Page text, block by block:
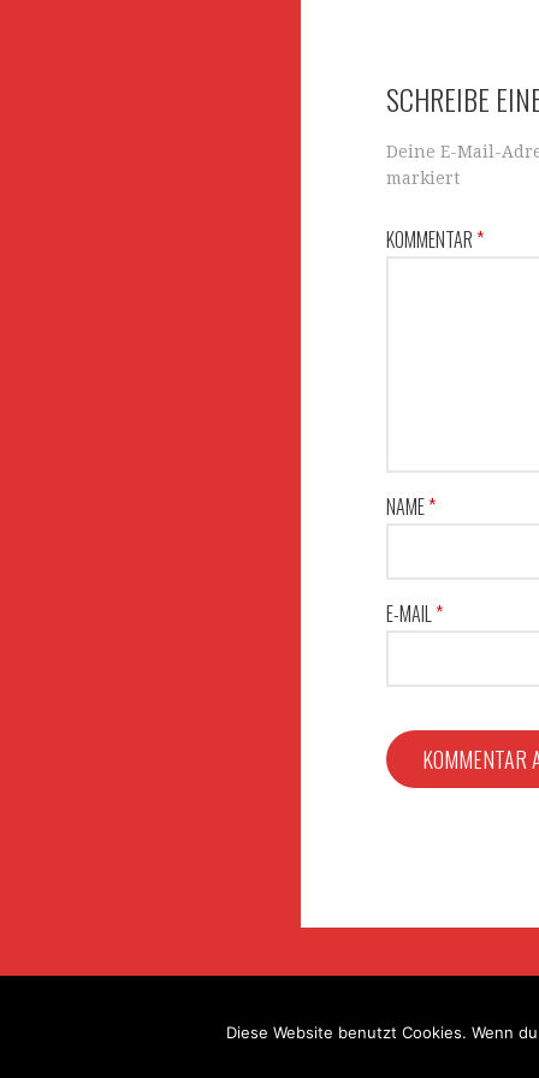
SCHREIBE
Deine E-Mail-
markiert
KOMMENTAR*
NAME*
E-MAIL*
Copyright © 2024 FF
Diese Website benutzt Cookies. Wenn